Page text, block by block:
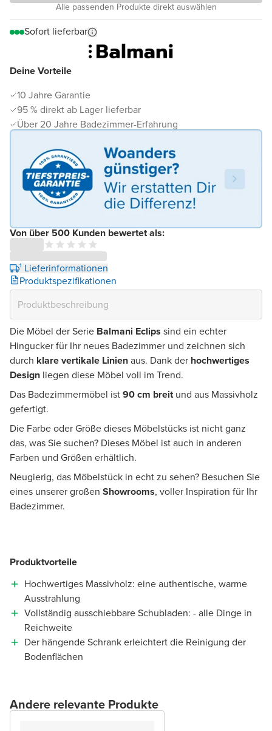
Deine Vorteile
10 Jahre Garantie
95 % direkt ab Lager lieferbar
Über 20 Jahre Badezimmer-Erfahrung
Von über 500 Kunden bewertet als:
¹ Lieferinformationen
Produktspezifikationen
Alle passenden Produkte direkt auswählen
Sofort lieferbar
Die Möbel der Serie Balmani Eclips sind ein echter
Hingucker für Ihr neues Badezimmer und zeichnen sich
durch klare vertikale Linienaus. Dank der hochwertiges
Design liegen diese Möbel voll im Trend.
Das Badezimmermöbel ist90 cm breitund aus Massivholz
gefertigt.
Die Farbe oder Größe dieses Möbelstücks ist nicht ganz
das, was Sie suchen? Dieses Möbel ist auch in anderen
Farben und Größen erhältlich.
Neugierig, das Möbelstück in echt zu sehen? Besuchen Sie
eines unserer großen Showrooms, voller Inspiration für Ihr
Badezimmer.
Produktvorteile
Hochwertiges Massivholz: eine authentische, warme
Ausstrahlung
Vollständig ausschiebbare Schubladen: - alle Dinge in
Reichweite
Der hängende Schrank erleichtert die Reinigung der
Bodenflächen
Andere relevante Produkte